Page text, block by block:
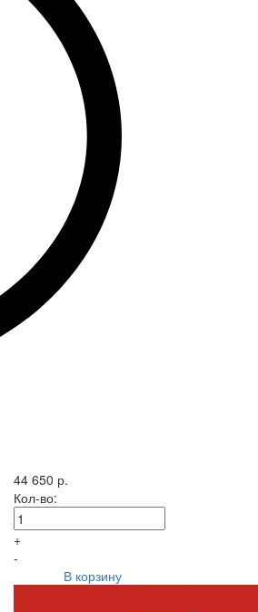
44 650 р.
Кол-во:
+
-
В корзину